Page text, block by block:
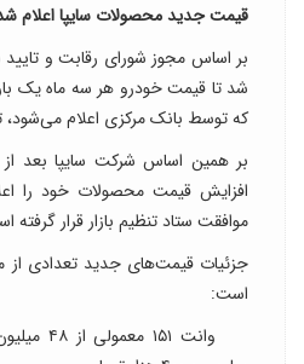
قیمت جدید محصولات سایپا اعلام
بر اساس مجوز شورای رقابت و تایید
شد تا قیمت خودرو هر سه ماه یک
که توسط بانک مرکزی اعلام می‌شود،
بر همین اساس شرکت سایپا بعد
افزایش قیمت محصولات خود را
موافقت ستاد تنظیم بازار قرار گرفته
جزئیات قیمت‌های جدید تعدادی از
است: